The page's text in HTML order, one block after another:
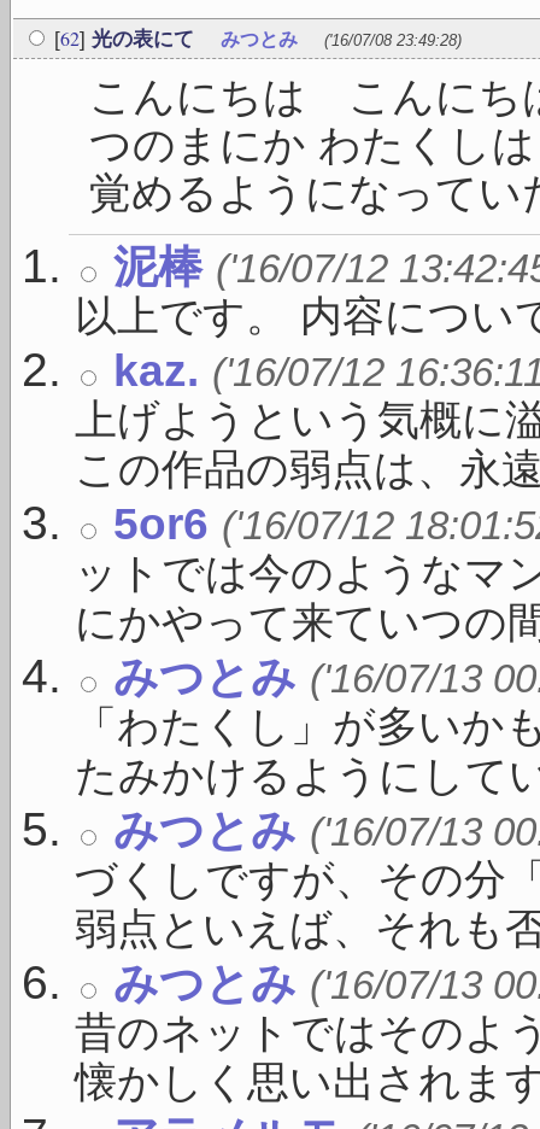
[62] 光の表にて みつとみ ('16/07/08 23:49:28)
こんにちは こんに
つのまにか わたくし
覚めるようになって
泥棒 ('16/07/12
以上です。 内容につい
kaz. ('16/07/12
上げようという気概に
この作品の弱点は、永
5or6 ('16/07/12
ットでは今のようなマ
にかやって来ていつの
みつとみ ('16/07/13
「わたくし」が多いか
たみかけるようにして
みつとみ ('16/07/13
づくしですが、その分
弱点といえば、それも
みつとみ ('16/07/13
昔のネットではそのよ
懐かしく思い出されま